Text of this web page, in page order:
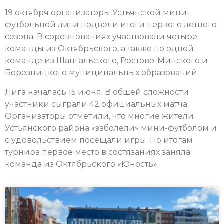
19 октября организаторы Устьянской мини-
футбольной лиги подвели итоги первого летнего
сезона. В соревнованиях участвовали четыре
команды из Октябрьского, а также по одной
команде из Шангальского, Ростово-Минского и
Березницкого муниципальных образований.
Лига началась 15 июня. В общей сложности
участники сыграли 42 официальных матча.
Организаторы отметили, что многие жители
Устьянского района «заболели» мини-футболом и
с удовольствием посещали игры. По итогам
турнира первое место в состязаниях заняла
команда из Октябрьского «Юность».